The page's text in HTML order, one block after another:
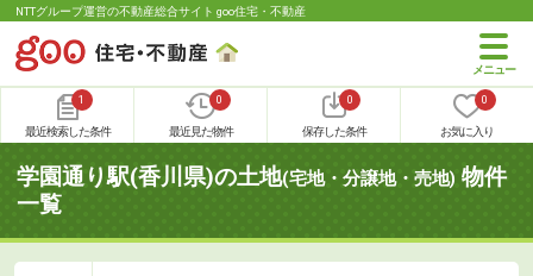
NTTグループ運営の不動産総合サイト goo住宅・不動産
1
最近検索した条件
0
最近見た物件
0
保存した条件
0
お気に入り
学園通り駅(香川県)の土地(宅地・分譲地・売地) 物件
一覧